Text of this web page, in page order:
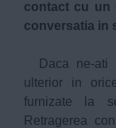
contact cu un
conversatia in
Daca ne-ati
ulterior in
furnizate la
Retragerea